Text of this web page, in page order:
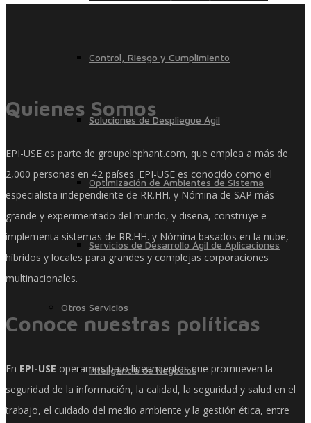
Control, Riesgo y Cumplimiento
Soluciones de Despliegue Ágil
Optimización de Ambientes de Sistema
Servicios de Desarrollo Ágil de Aplicaciones
Otros Servicios
Inteligencia de Negocios
Quienes Somos
EPI-USE es parte de groupelephant.com, que emplea a más de
2,000 personas en 42 países. EPI-USE es conocido como el
especialista independiente de RR.HH. y Nómina de SAP más
grande y experimentado del mundo, y diseña, construye e
implementa sistemas de RR.HH. y Nómina basados ​​en la nube,
híbridos y locales para grandes y complejas corporaciones
multinacionales.
Conoce nuestras políticas
En EPI-USE operamos bajo lineamientos que promueven la
seguridad de la información, la calidad, la seguridad y salud en el
trabajo, el cuidado del medio ambiente y la gestión ética, entre